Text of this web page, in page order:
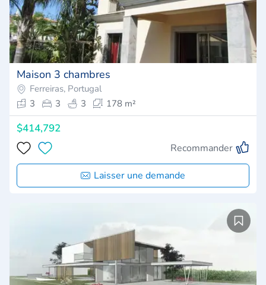
Maison 3 chambres
Ferreiras, Portugal
3
3 3 178 m²
$414,792
Recommander
Laisser une demande